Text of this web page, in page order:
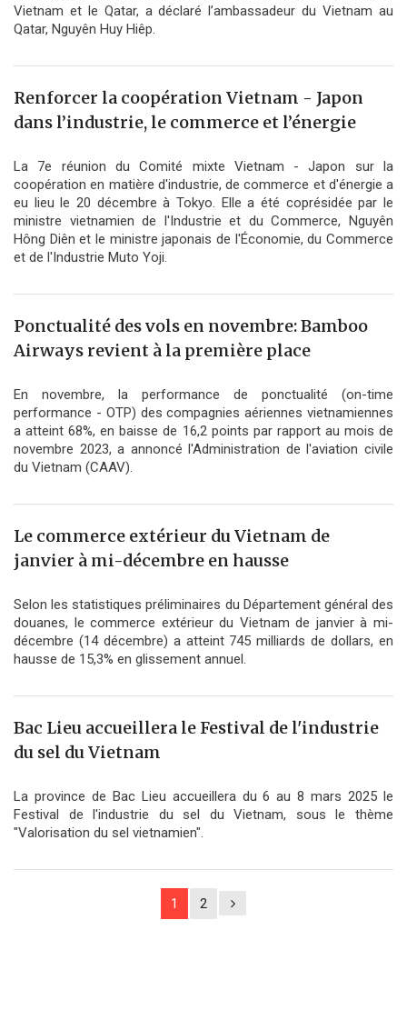
Vietnam et le Qatar, a déclaré l’ambassadeur du Vietnam au
Qatar, Nguyên Huy Hiêp.
Renforcer la coopération Vietnam - Japon
dans l’industrie, le commerce et l’énergie
La 7e réunion du Comité mixte Vietnam - Japon sur la
coopération en matière d'industrie, de commerce et d'énergie a
eu lieu le 20 décembre à Tokyo. Elle a été coprésidée par le
ministre vietnamien de l'Industrie et du Commerce, Nguyên
Hông Diên et le ministre japonais de l'Économie, du Commerce
et de l'Industrie Muto Yoji.
Ponctualité des vols en novembre: Bamboo
Airways revient à la première place
En novembre, la performance de ponctualité (on-time
performance - OTP) des compagnies aériennes vietnamiennes
a atteint 68%, en baisse de 16,2 points par rapport au mois de
novembre 2023, a annoncé l'Administration de l'aviation civile
du Vietnam (CAAV).
Le commerce extérieur du Vietnam de
janvier à mi-décembre en hausse
Selon les statistiques préliminaires du Département général des
douanes, le commerce extérieur du Vietnam de janvier à mi-
décembre (14 décembre) a atteint 745 milliards de dollars, en
hausse de 15,3% en glissement annuel.
Bac Lieu accueillera le Festival de l'industrie
du sel du Vietnam
La province de Bac Lieu accueillera du 6 au 8 mars 2025 le
Festival de l'industrie du sel du Vietnam, sous le thème
"Valorisation du sel vietnamien".
1 2